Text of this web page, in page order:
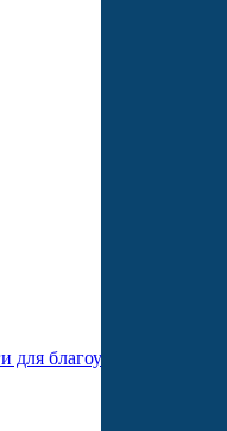
благоустройства